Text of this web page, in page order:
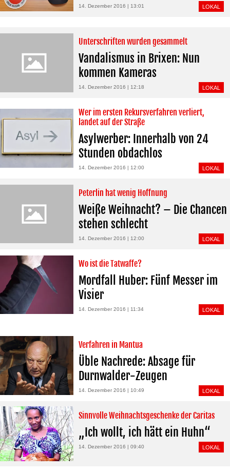
14. Dezember 2016 | 13:01 LOKAL
Unterschriften wurden gesammelt
Vandalismus in Brixen: Nun
kommen Kameras
14. Dezember 2016 | 12:18 LOKAL
Wer im ersten Rekursverfahren verliert,
landet auf der Straße
Asylwerber: Innerhalb von 24
Stunden obdachlos
14. Dezember 2016 | 12:00 LOKAL
Peterlin hat wenig Hoffnung
Weiße Weihnacht? – Die Chancen
stehen schlecht
14. Dezember 2016 | 12:00 LOKAL
Wo ist die Tatwaffe?
Mordfall Huber: Fünf Messer im
Visier
14. Dezember 2016 | 11:34 LOKAL
Verfahren in Mantua
Üble Nachrede: Absage für
Durnwalder-Zeugen
14. Dezember 2016 | 10:49 LOKAL
Sinnvolle Weihnachtsgeschenke der Caritas
„Ich wollt, ich hätt ein Huhn“
14. Dezember 2016 | 09:40 LOKAL